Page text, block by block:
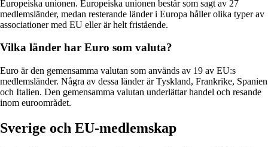
Europeiska unionen. Europeiska unionen består som sagt av 27
medlemsländer, medan resterande länder i Europa håller olika typer av
associationer med EU eller är helt fristående.
Vilka länder har Euro som valuta?
Euro är den gemensamma valutan som används av 19 av EU:s
medlemsländer. Några av dessa länder är Tyskland, Frankrike, Spanien
och Italien. Den gemensamma valutan underlättar handel och resande
inom euroområdet.
Sverige och EU-medlemskap